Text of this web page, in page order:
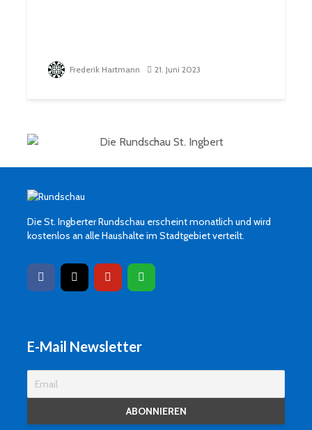
Frederik Hartmann 21. Juni 2023
Die St. Ingberter Rundschau erscheint monatlich und wird
kostenlos an alle Haushalte im Stadtgebiet verteilt.
E-Mail Newsletter